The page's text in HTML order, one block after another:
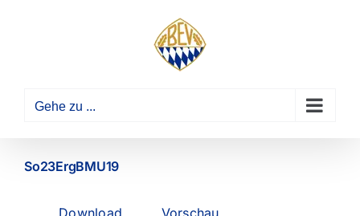
Gehe zu ...
So23ErgBMU19
Download Vorschau